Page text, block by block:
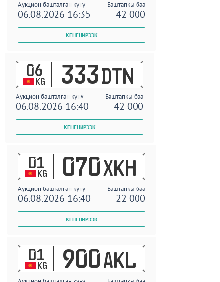
Аукцион башталган күнү Баштапкы баа
06.08.2026 16:35 42 000
06
KG 333 DTN
Аукцион башталган күнү Баштапкы баа
06.08.2026 16:40 42 000
01
KG 070 XKH
Аукцион башталган күнү Баштапкы баа
06.08.2026 16:40 22 000
01
KG 900 AKL